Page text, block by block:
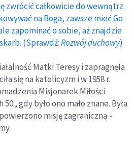
zwrócić całkowicie do wewnątrz.
na Boga, zawsze mieć Go
zapominać o sobie, aż znajdzie
(Sprawdź:Rozwój duchowy)
Matki Teresy i zapragnęła
się na katolicyzm i w 1958 r.
Misjonarek Miłości
gdy było ono mało znane. Była
misję zagraniczną -